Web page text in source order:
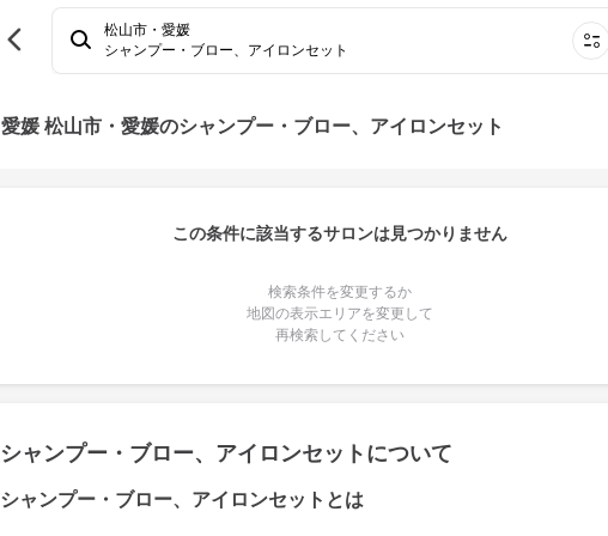
松山市・愛媛
シャンプー・ブロー、アイロンセット
愛媛 松山市・愛媛のシャンプー・ブロー、アイロンセット
この条件に該当するサロンは見つかりません
検索条件を変更するか
地図の表示エリアを変更して
再検索してください
シャンプー・ブロー、アイロンセットについて
シャンプー・ブロー、アイロンセットとは